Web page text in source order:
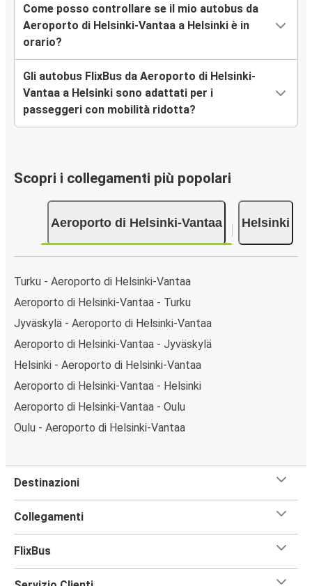
Come posso controllare se il mio autobus da
Aeroporto di Helsinki-Vantaa a Helsinki è in
orario?
Gli autobus FlixBus da Aeroporto di Helsinki-
Vantaa a Helsinki sono adattati per i
passeggeri con mobilità ridotta?
Scopri i collegamenti più popolari
Aeroporto di Helsinki-Vantaa Helsinki
Turku - Aeroporto di Helsinki-Vantaa
Aeroporto di Helsinki-Vantaa - Turku
Jyväskylä - Aeroporto di Helsinki-Vantaa
Aeroporto di Helsinki-Vantaa - Jyväskylä
Helsinki - Aeroporto di Helsinki-Vantaa
Aeroporto di Helsinki-Vantaa - Helsinki
Aeroporto di Helsinki-Vantaa - Oulu
Oulu - Aeroporto di Helsinki-Vantaa
Destinazioni
Collegamenti
FlixBus